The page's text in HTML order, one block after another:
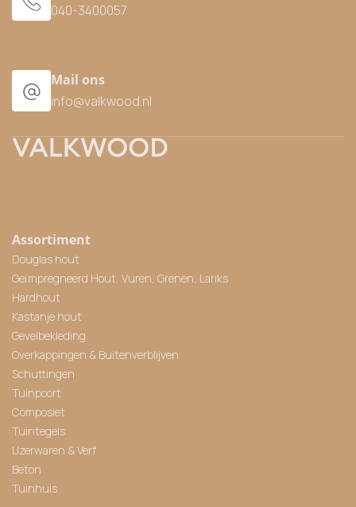
040-3400057
Mail ons
info@valkwood.nl
Assortiment
Douglas hout
Geïmpregneerd Hout, Vuren, Grenen, Lariks
Hardhout
Kastanje hout
Gevelbekleding
Overkappingen & Buitenverblijven
Schuttingen
Tuinpoort
Composiet
Tuintegels
IJzerwaren & Verf
Beton
Tuinhuis